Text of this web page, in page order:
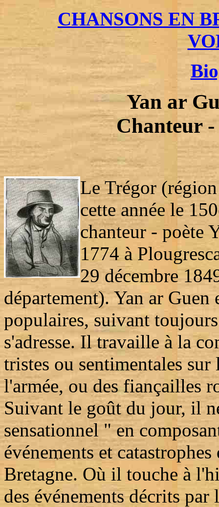
CHANSONS EN
Yan ar
Chanteur
Le Trégor
cette année le
chanteur - poète
1774 à
29 décembre
département). Yan ar Guen
populaires, suivant
s'adresse. Il travaille à la
tristes ou sentimentales sur
l'armée, ou des fiançailles
Suivant le goût du jour, il
sensationnel " en
événements et
Bretagne. Où il touche à
des événements décrits